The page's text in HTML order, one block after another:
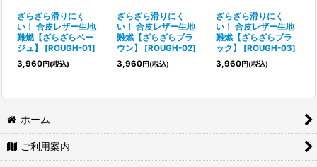
ざらざら滑りにく
い！ 合皮レザー生地
難燃【ざらざらベー
ジュ】
[ROUGH-01]
3,960円(税込)
ざらざら滑りにく
い！ 合皮レザー生地
難燃【ざらざらブラ
ウン】
[ROUGH-02]
3,960円(税込)
ざらざら滑りにく
い！ 合皮レザー生地
難燃【ざらざらブラ
ック】
[ROUGH-03]
3,960円(税込)
ホーム
ご利用案内